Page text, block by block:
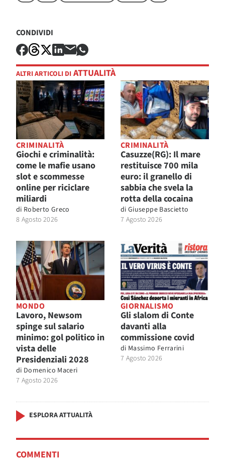
CONDIVIDI
ALTRI ARTICOLI DI ATTUALITÀ
CRIMINALITÀ
Giochi e criminalità:
come le mafie usano
slot e scommesse
online per riciclare
miliardi
di Roberto Greco
8 Agosto 2026
CRIMINALITÀ
Casuzze(RG): Il mare
restituisce 700 mila
euro: il granello di
sabbia che svela la
rotta della cocaina
di Giuseppe Bascietto
7 Agosto 2026
MONDO
Lavoro, Newsom
spinge sul salario
minimo: gol politico in
vista delle
Presidenziali 2028
di Domenico Maceri
7 Agosto 2026
GIORNALISMO
Gli slalom di Conte
davanti alla
commissione covid
di Massimo Ferrarini
7 Agosto 2026
ESPLORA ATTUALITÀ
COMMENTI